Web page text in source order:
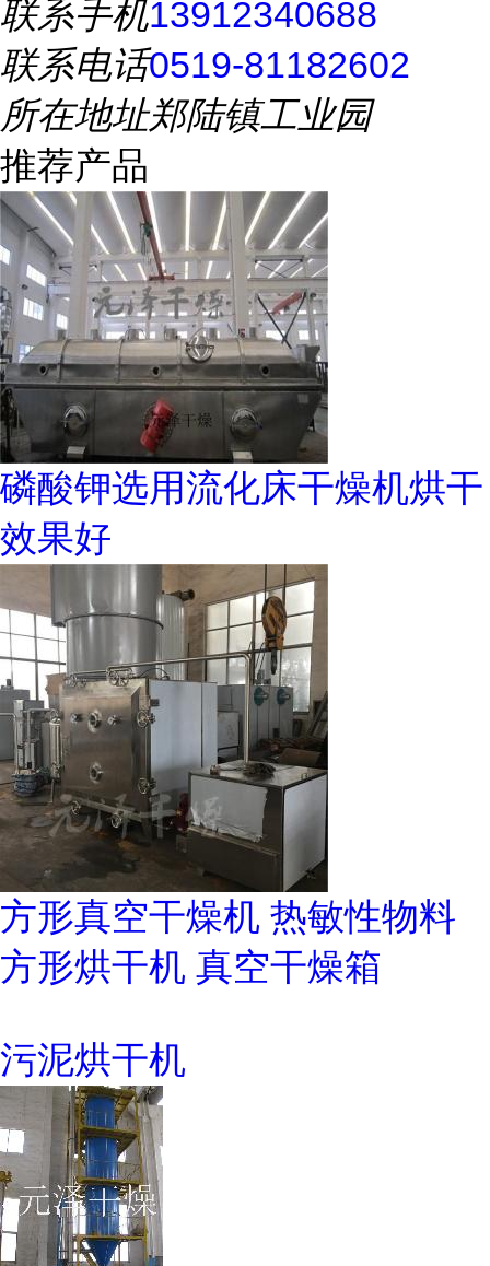
联系手机13912340688
联系电话0519-81182602
所在地址郑陆镇工业园
推荐产品
磷酸钾选用流化床干燥机烘干
效果好
方形真空干燥机 热敏性物料
方形烘干机 真空干燥箱
污泥烘干机